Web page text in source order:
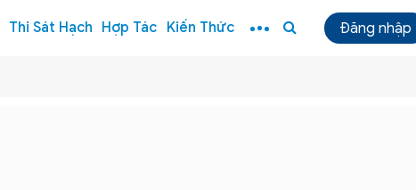
Thi Sát Hạch Hợp Tác Kiến Thức Đăng nhập